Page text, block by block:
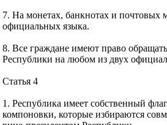
7. На монетах, банкнотах и почтовых
официальных языка.
8. Все граждане имеют право
Республики на любом из двух
Статья 4
1. Республика имеет собственный
компоновки, которые избираются